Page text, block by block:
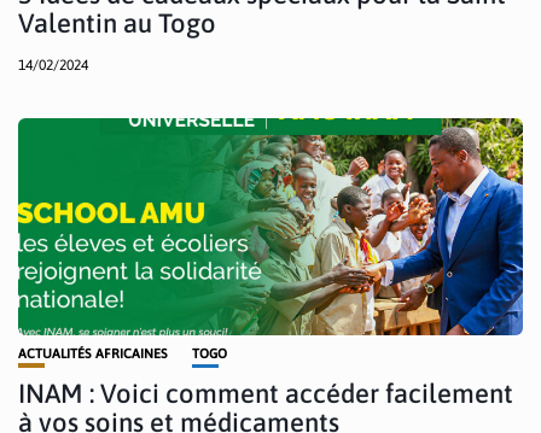
Valentin au Togo
14/02/2024
ACTUALITÉS AFRICAINES TOGO
INAM : Voici comment accéder facilement
à vos soins et médicaments